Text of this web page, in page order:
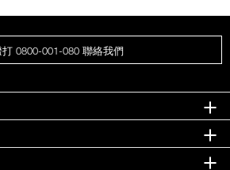
打 0800-001-080 聯絡我們